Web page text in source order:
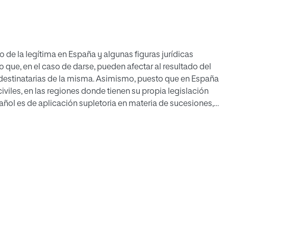
de la legítima en España y algunas figuras jurídicas
en el caso de darse, pueden afectar al resultado del
de la misma. Asimismo, puesto que en España
en las regiones donde tienen su propia legislación
es de aplicación supletoria en materia de sucesiones,
que a su sucesión le será de aplicación una legislación u
se recogen algunas de las particularidades del